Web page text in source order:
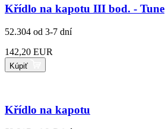
Křídlo na kapotu III bod. - Tune
52.304 od 3-7 dní
142,20 EUR
Kúpiť
Křídlo na kapotu